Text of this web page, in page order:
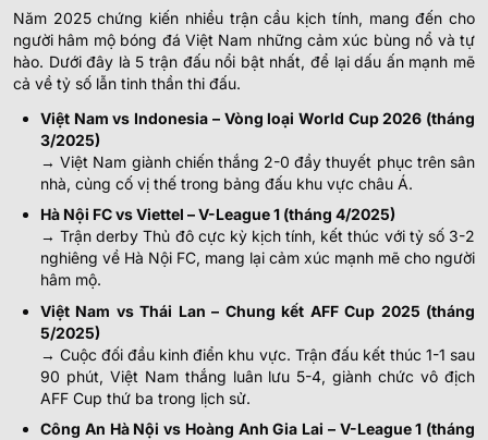
Năm 2025 chứng kiến nhiều trận cầu kịch tính, mang đến cho
người hâm mộ bóng đá Việt Nam những cảm xúc bùng nổ và tự
hào. Dưới đây là 5 trận đấu nổi bật nhất, để lại dấu ấn mạnh mẽ
cả về tỷ số lẫn tinh thần thi đấu.
Việt Nam vs Indonesia – Vòng loại World Cup 2026 (tháng
3/2025)
→ Việt Nam giành chiến thắng 2-0 đầy thuyết phục trên sân
nhà, củng cố vị thế trong bảng đấu khu vực châu Á.
Hà Nội FC vs Viettel – V-League 1 (tháng 4/2025)
→ Trận derby Thủ đô cực kỳ kịch tính, kết thúc với tỷ số 3-2
nghiêng về Hà Nội FC, mang lại cảm xúc mạnh mẽ cho người
hâm mộ.
Việt Nam vs Thái Lan – Chung kết AFF Cup 2025 (tháng
5/2025)
→ Cuộc đối đầu kinh điển khu vực. Trận đấu kết thúc 1-1 sau
90 phút, Việt Nam thắng luân lưu 5-4, giành chức vô địch
AFF Cup thứ ba trong lịch sử.
Công An Hà Nội vs Hoàng Anh Gia Lai – V-League 1 (tháng